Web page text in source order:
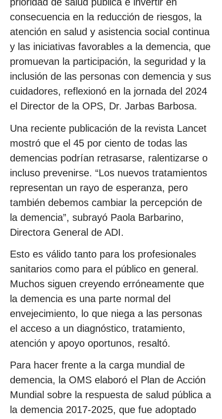
consecuencia en la reducción de riesgos, la
atención en salud y asistencia social continua
y las iniciativas favorables a la demencia, que
promuevan la participación, la seguridad y la
inclusión de las personas con demencia y sus
cuidadores, reflexionó en la jornada del 2024
el Director de la OPS, Dr. Jarbas Barbosa.
Una reciente publicación de la revista Lancet
mostró que el 45 por ciento de todas las
demencias podrían retrasarse, ralentizarse o
incluso prevenirse. “Los nuevos tratamientos
representan un rayo de esperanza, pero
también debemos cambiar la percepción de
la demencia”, subrayó Paola Barbarino,
Directora General de ADI.
Esto es válido tanto para los profesionales
sanitarios como para el público en general.
Muchos siguen creyendo erróneamente que
la demencia es una parte normal del
envejecimiento, lo que niega a las personas
el acceso a un diagnóstico, tratamiento,
atención y apoyo oportunos, resaltó.
Para hacer frente a la carga mundial de
demencia, la OMS elaboró el Plan de Acción
Mundial sobre la respuesta de salud pública a
la demencia 2017-2025, que fue adoptado